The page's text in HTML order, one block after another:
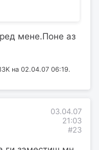
мене.Поне аз
на 02.04.07 06:19.
03.04.07
21:03
#23